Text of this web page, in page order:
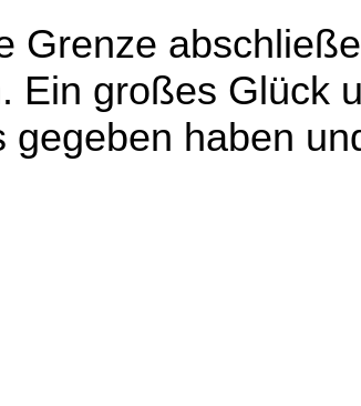
Grenze
Ein großes Glück
haben